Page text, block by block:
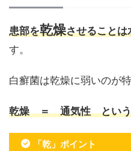
患部を乾燥させることは
す。
白癬菌は乾燥に弱いのが特
乾燥 ＝ 通気性 という
「乾」ポイント